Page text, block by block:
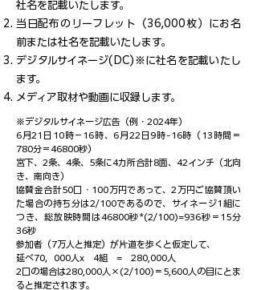
社名を記載いたします。
当日配布のリーフレット（36,000枚）にお名
前または社名を記載いたします。
デジタルサイネージ(DC)※に社名を記載いたし
ます。
メディア取材や動画に収録します。
※デジタルサイネージ広告（例・2024年）
6月21日10時－16時、6月22日9時-16時（13時間＝
780分＝46800秒）
宮下、2条、4条、5条に4カ所合計8面、42インチ（北向
き、南向き）
協賛金合計50口・100万円であって、2万円ご協賛頂い
た場合の持ち分は2/100であるので、サイネージ1組に
つき、総放映時間は46800秒*(2/100)=936秒＝15分
36秒
参加者（7万人と推定）が片道を歩くと仮定して、
延べ70，000人x 4組 = 280,000人
2口の場合は280,000人×(2/100)＝5,600人の目にとま
ると推定されます。